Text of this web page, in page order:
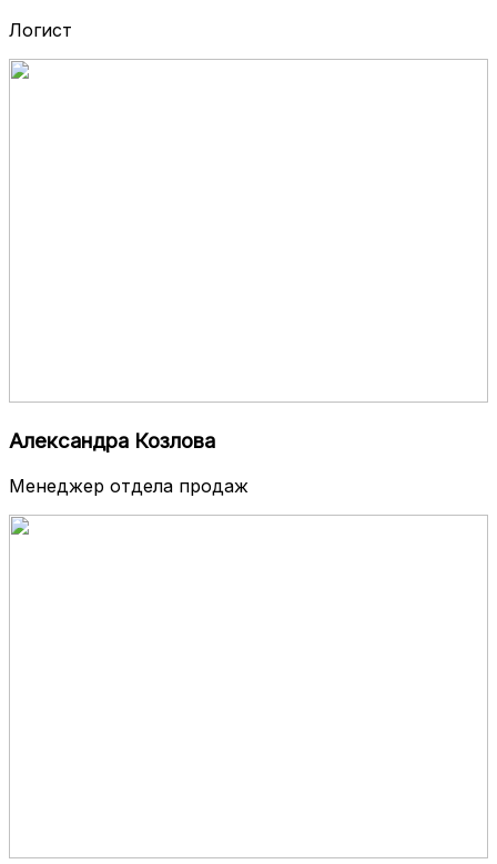
Логист
Александра Козлова
Менеджер отдела продаж